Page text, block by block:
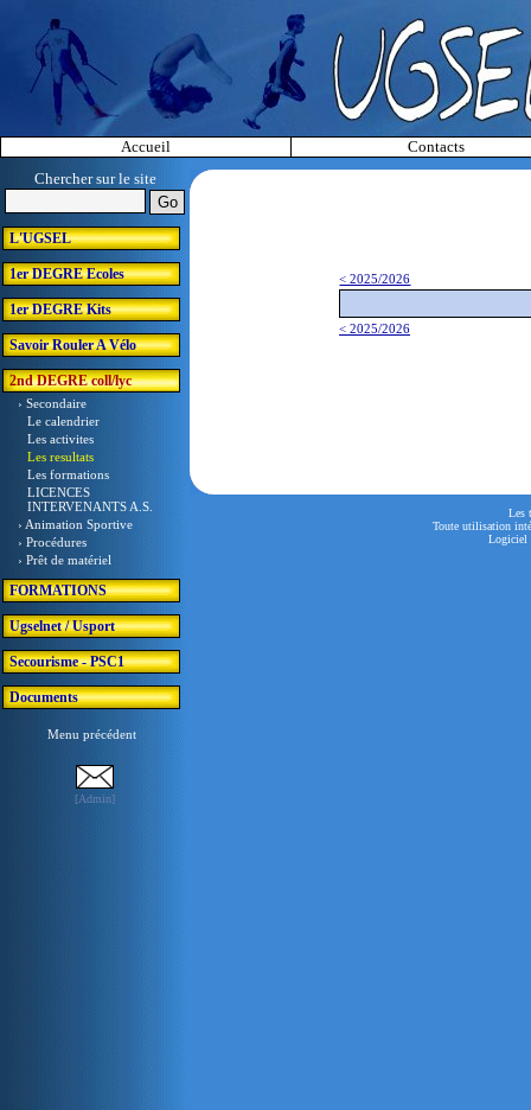
Accueil
Contacts
Chercher sur le site
L'UGSEL
1er DEGRE Ecoles
1er DEGRE Kits
Savoir Rouler A Vélo
2nd DEGRE coll/lyc
› Secondaire
Le calendrier
Les activites
Les resultats
Les formations
LICENCES
INTERVENANTS A.S.
› Animation Sportive
› Procédures
› Prêt de matériel
FORMATIONS
Ugselnet / Usport
Secourisme - PSC1
Documents
Menu précédent
[Admin]
< 2025/2026
< 2025/2026
Les
Toute utilisation
Logiciel